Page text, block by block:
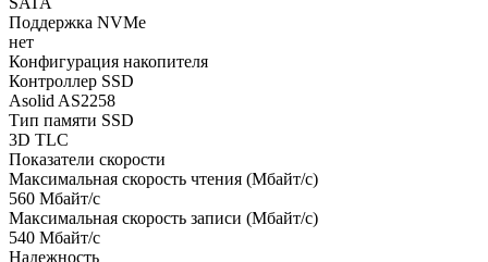
Поддержка NVMe
нет
Конфигурация накопителя
Контроллер SSD
Asolid AS2258
Тип памяти SSD
3D TLC
Показатели скорости
Максимальная скорость чтения (Мбайт/с)
560 Мбайт/с
Максимальная скорость записи (Мбайт/с)
540 Мбайт/с
Надежность